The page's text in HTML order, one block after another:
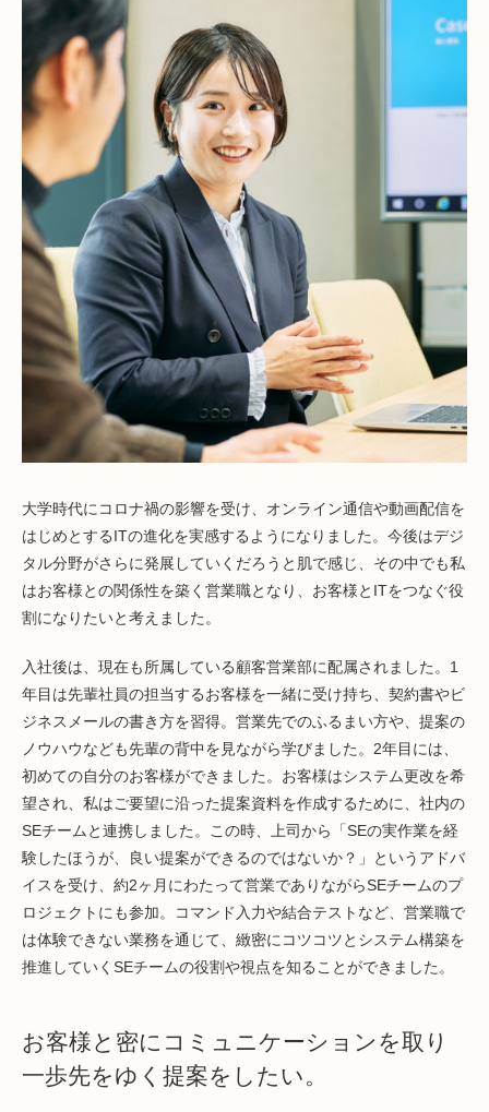
大学時代にコロナ禍の影響を受け、オンライン通信や動画配信を
はじめとするITの進化を実感するようになりました。今後はデジ
タル分野がさらに発展していくだろうと肌で感じ、その中でも私
はお客様との関係性を築く営業職となり、お客様とITをつなぐ役
割になりたいと考えました。
入社後は、現在も所属している顧客営業部に配属されました。1
年目は先輩社員の担当するお客様を一緒に受け持ち、契約書やビ
ジネスメールの書き方を習得。営業先でのふるまい方や、提案の
ノウハウなども先輩の背中を見ながら学びました。2年目には、
初めての自分のお客様ができました。お客様はシステム更改を希
望され、私はご要望に沿った提案資料を作成するために、社内の
SEチームと連携しました。この時、上司から「SEの実作業を経
験したほうが、良い提案ができるのではないか？」というアドバ
イスを受け、約2ヶ月にわたって営業でありながらSEチームのプ
ロジェクトにも参加。コマンド入力や結合テストなど、営業職で
は体験できない業務を通じて、緻密にコツコツとシステム構築を
推進していくSEチームの役割や視点を知ることができました。
お客様と密にコミュニケーションを取り
一歩先をゆく提案をしたい。